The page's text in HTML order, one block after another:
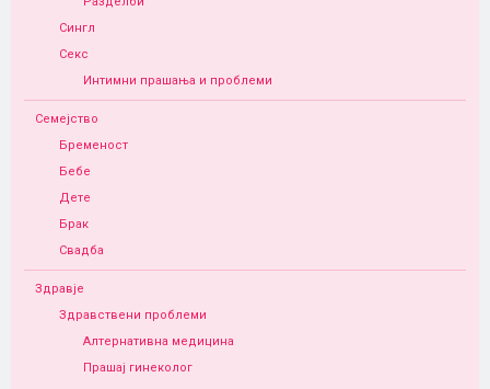
Сингл
Секс
Интимни прашања и проблеми
Семејство
Бременост
Бебе
Дете
Брак
Свадба
Здравје
Здравствени проблеми
Алтернативна медицина
Прашај гинеколог